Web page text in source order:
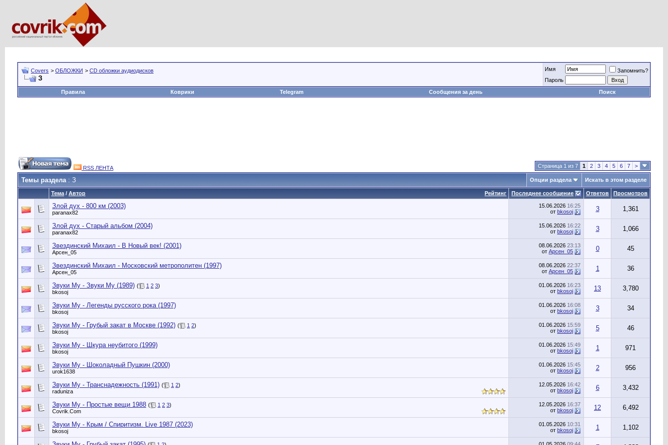
Covers > ОБЛОЖКИ > CD обложки аудиодисков
З
Имя
Запомнить?
Пароль
Правила
Коврики Telegram Сообщения за день Поиск
RSS ЛЕНТА Страница 1 из 7 1 2 3 4 5 6 7 >
Темы раздела: З Опции раздела Искать в этом разделе
Рейтинг
Тема / Автор Последнее сообщение Ответов Просмотров
Злой дух - 800 км (2003)
paranax82
15.06.2026 16:25
от bkosoj 3 1,361
Злой дух - Старый альбом (2004)
paranax82
15.06.2026 16:22
от bkosoj 3 1,066
Звездинский Михаил - В Новый век! (2001)
Арсен_05
08.06.2026 23:13
от Арсен_05 0 45
Звездинский Михаил - Московский метрополитен (1997)
Арсен_05
08.06.2026 22:37
от Арсен_05 1 36
Звуки Му - Звуки Му (1989) ( 1 2 3)
bkosoj
01.06.2026 16:23
от bkosoj 13 3,780
Звуки Му - Легенды русского рока (1997)
bkosoj
01.06.2026 16:08
от bkosoj 3 34
Звуки Му - Грубый закат в Москве (1992) ( 1 2)
bkosoj
01.06.2026 15:59
от bkosoj 5 46
Звуки Му - Шкура неубитого (1999)
bkosoj
01.06.2026 15:49
от bkosoj 1 971
Звуки Му - Шоколадный Пушкин (2000)
urok1638
01.06.2026 15:45
от bkosoj 2 956
Звуки Му - Транснадежность (1991) ( 1 2)
raduniza
12.05.2026 16:42
от bkosoj 6 3,432
Звуки Му - Простые вещи 1988 ( 1 2 3)
Сovrik.Com
12.05.2026 16:37
от bkosoj 12 6,492
Звуки Му - Крым / Спиритизм. Live 1987 (2023)
bkosoj
01.05.2026 10:31
от bkosoj 1 1,102